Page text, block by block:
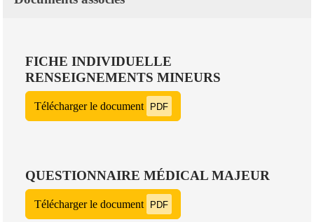
FICHE INDIVIDUELLE
RENSEIGNEMENTS MINEURS
Télécharger le document PDF
QUESTIONNAIRE MÉDICAL MAJEUR
Télécharger le document PDF